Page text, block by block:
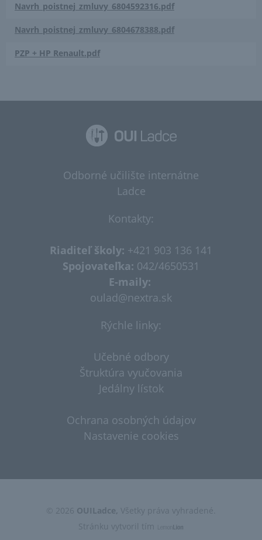
Navrh_poistnej_zmluvy_6804592316.pdf
Navrh_poistnej_zmluvy_6804678388.pdf
PZP + HP Renault.pdf
Odborné učilište internátne
Ladce
Kontakty:
Riaditeľ školy: +421 903 136 141
Spojovateľka: 042/4650531
E-maily:
oulad@nextra.sk​
Rýchle linky:
Učebné odbory
Štruktúra vyučovania
Jedálny lístok
Ochrana osobných údajov
Nastavenie cookies
© 2026 OUILadce, Všetky práva vyhradené.
Stránku vytvoril tím